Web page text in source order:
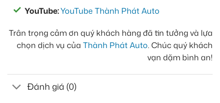
YouTube:YouTube Thành Phát Auto
Trân trọng cảm ơn quý khách hàng đã tin tưởng và lựa
chọn dịch vụ của Thành Phát Auto. Chúc quý khách
vạn dặm bình an!
Đánh giá (0)